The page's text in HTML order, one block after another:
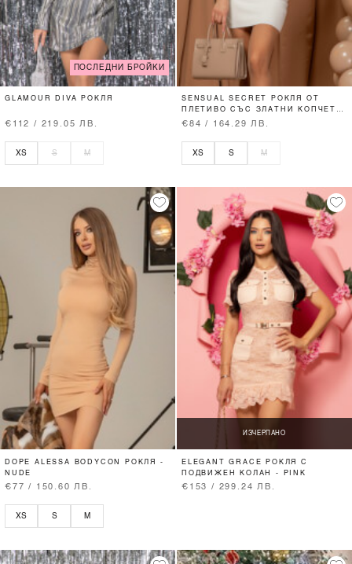
ПОСЛЕДНИ БРОЙКИ
GLAMOUR DIVA РОКЛЯ
€112 / 219.05 ЛВ.
XS S M
SENSUAL SECRET РОКЛЯ ОТ
ПЛЕТИВО СЪС ЗЛАТНИ КОПЧЕТА
- ECRU
€84 / 164.29 ЛВ.
XS S M
DOPE ALESSA BODYCON РОКЛЯ -
NUDE
€77 / 150.60 ЛВ.
XS S M
ИЗЧЕРПАНО
ELEGANT GRACE РОКЛЯ С
ПОДВИЖЕН КОЛАН - PINK
€153 / 299.24 ЛВ.